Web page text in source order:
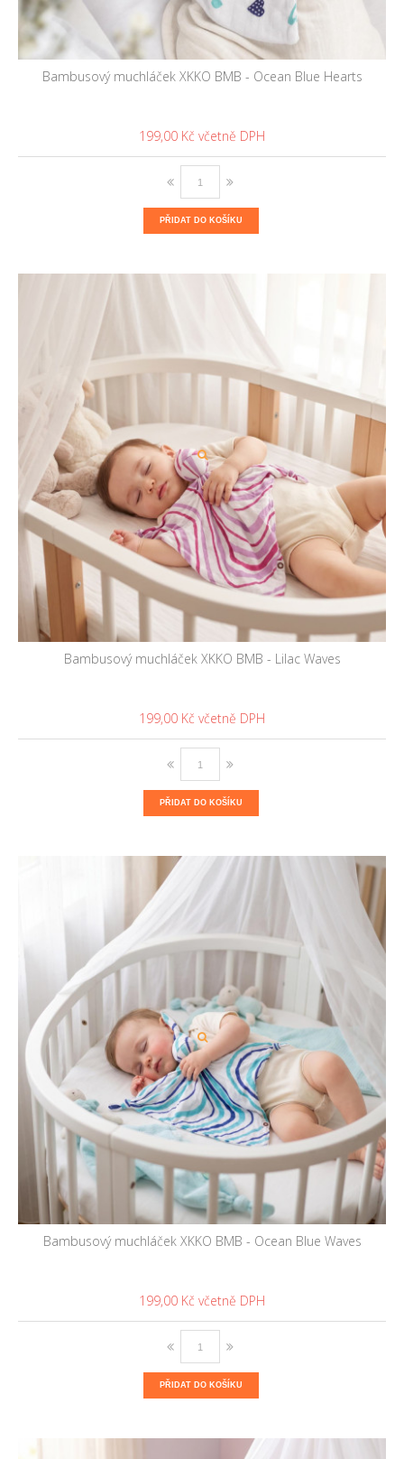
Bambusový muchláček XKKO BMB - Ocean Blue Hearts
199,00 Kč
PŘIDAT DO KOŠÍKU
Bambusový muchláček XKKO BMB - Lilac Waves
199,00 Kč
PŘIDAT DO KOŠÍKU
Bambusový muchláček XKKO BMB - Ocean Blue Waves
199,00 Kč
PŘIDAT DO KOŠÍKU